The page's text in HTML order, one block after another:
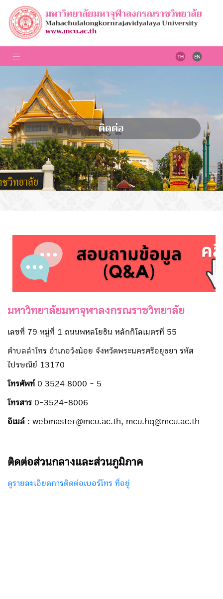
ติดต่อ
มหาวิทยาลัยมหาจุฬาลงกรณราชวิทยาลัย
เลขที่ 79 หมู่ที่ 1 ถนนพหลโยธิน หลักกิโลเมตรที่ 55
ตำบลลำไทร อำเภอวังน้อย จังหวัดพระนครศรีอยุธยา รหัส
ไปรษณีย์ 13170
โทรศัพท์ 0 3524 8000 - 5
โทรสาร 0-3524-8006
อีเมล์ : webmaster@mcu.ac.th, mcu.hq@mcu.ac.th
ติดต่อส่วนกลางและส่วนภูมิภาค
ดูรายละเอียดการติดต่อเบอร์โทร ที่อยู่